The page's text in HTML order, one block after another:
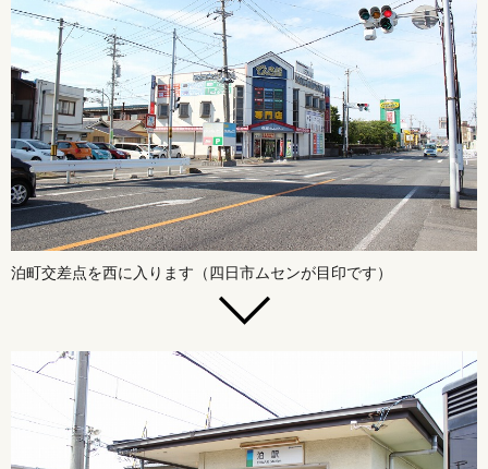
泊町交差点を西に入ります（四日市ムセンが目印です）